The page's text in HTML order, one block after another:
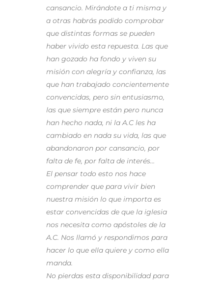
cansancio. Mirándote a ti misma y
a otras habrás podido comprobar
que distintas formas se pueden
haber vivido esta repuesta. Las que
han gozado ha fondo y viven su
misión con alegría y confianza, las
que han trabajado concientemente
convencidas, pero sin entusiasmo,
las que siempre están pero nunca
han hecho nada, ni la A.C les ha
cambiado en nada su vida, las que
abandonaron por cansancio, por
falta de fe, por falta de interés…
El pensar todo esto nos hace
comprender que para vivir bien
nuestra misión lo que importa es
estar convencidas de que la iglesia
nos necesita como apóstoles de la
A.C. Nos llamó y respondimos para
hacer lo que ella quiere y como ella
manda.
No pierdas esta disponibilidad para